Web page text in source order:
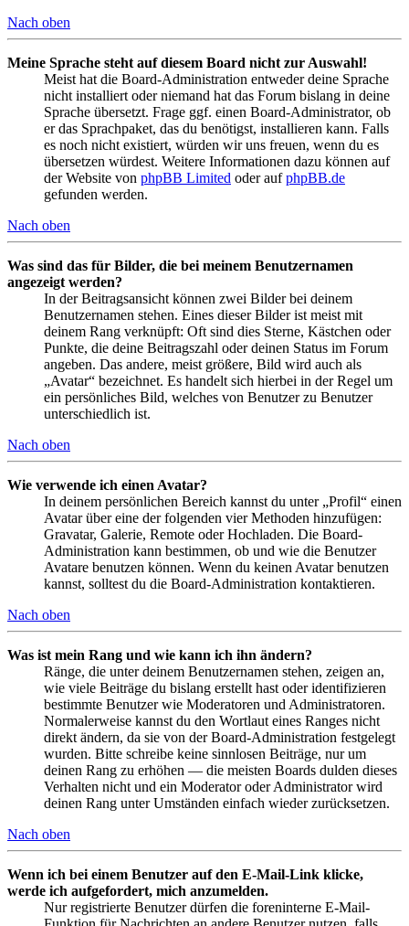
Nach oben
Meine Sprache steht auf diesem Board nicht zur Auswahl!
Meist hat die Board-Administration entweder deine Sprache
nicht installiert oder niemand hat das Forum bislang in deine
Sprache übersetzt. Frage ggf. einen Board-Administrator, ob
er das Sprachpaket, das du benötigst, installieren kann. Falls
es noch nicht existiert, würden wir uns freuen, wenn du es
übersetzen würdest. Weitere Informationen dazu können auf
der Website von phpBB Limited oder aufphpBB.de
gefunden werden.
Nach oben
Was sind das für Bilder, die bei meinem Benutzernamen
angezeigt werden?
In der Beitragsansicht können zwei Bilder bei deinem
Benutzernamen stehen. Eines dieser Bilder ist meist mit
deinem Rang verknüpft: Oft sind dies Sterne, Kästchen oder
Punkte, die deine Beitragszahl oder deinen Status im Forum
angeben. Das andere, meist größere, Bild wird auch als
„Avatar“ bezeichnet. Es handelt sich hierbei in der Regel um
ein persönliches Bild, welches von Benutzer zu Benutzer
unterschiedlich ist.
Nach oben
Wie verwende ich einen Avatar?
In deinem persönlichen Bereich kannst du unter „Profil“ einen
Avatar über eine der folgenden vier Methoden hinzufügen:
Gravatar, Galerie, Remote oder Hochladen. Die Board-
Administration kann bestimmen, ob und wie die Benutzer
Avatare benutzen können. Wenn du keinen Avatar benutzen
kannst, solltest du die Board-Administration kontaktieren.
Nach oben
Was ist mein Rang und wie kann ich ihn ändern?
Ränge, die unter deinem Benutzernamen stehen, zeigen an,
wie viele Beiträge du bislang erstellt hast oder identifizieren
bestimmte Benutzer wie Moderatoren und Administratoren.
Normalerweise kannst du den Wortlaut eines Ranges nicht
direkt ändern, da sie von der Board-Administration festgelegt
wurden. Bitte schreibe keine sinnlosen Beiträge, nur um
deinen Rang zu erhöhen — die meisten Boards dulden dieses
Verhalten nicht und ein Moderator oder Administrator wird
deinen Rang unter Umständen einfach wieder zurücksetzen.
Nach oben
Wenn ich bei einem Benutzer auf den E-Mail-Link klicke,
werde ich aufgefordert, mich anzumelden.
Nur registrierte Benutzer dürfen die foreninterne E-Mail-